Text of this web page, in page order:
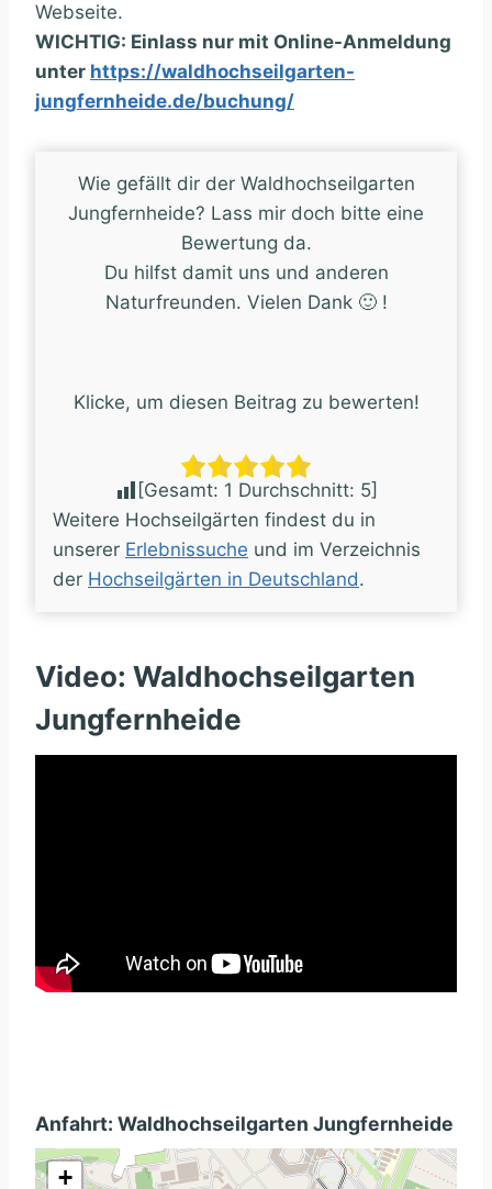
Webseite.
WICHTIG: Einlass nur mit Online-Anmeldung
unter https://waldhochseilgarten-
jungfernheide.de/buchung/
Wie gefällt dir der Waldhochseilgarten
Jungfernheide? Lass mir doch bitte eine
Bewertung da.
Du hilfst damit uns und anderen
Naturfreunden. Vielen Dank 🙂 !
Klicke, um diesen Beitrag zu bewerten!
[Gesamt: 1 Durchschnitt: 5]
Weitere Hochseilgärten findest du in
unserer Erlebnissuche und im Verzeichnis
der Hochseilgärten in Deutschland.
Video: Waldhochseilgarten
Jungfernheide
Anfahrt: Waldhochseilgarten Jungfernheide
+